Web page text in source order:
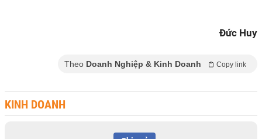
Đức Huy
Theo Doanh Nghiệp & Kinh Doanh Copy link
KINH DOANH